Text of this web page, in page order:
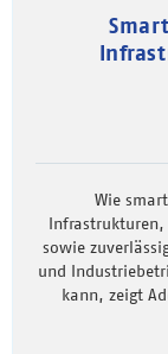
Wie
sowie
und
kann, zeigt